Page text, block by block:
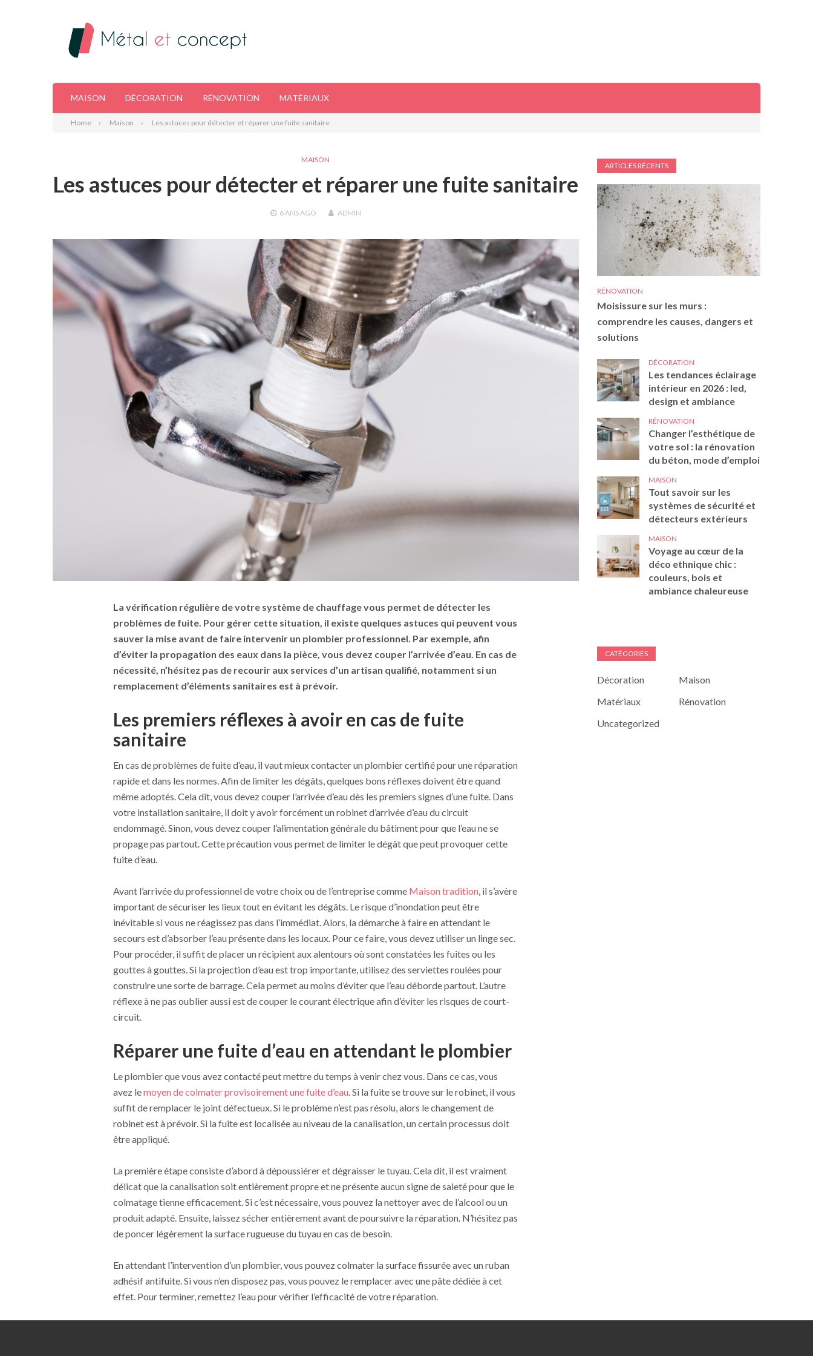
MAISON DÉCORATION RÉNOVATION MATÉRIAUX
Home Maison Les astuces pour détecter et réparer une fuite sanitaire
MAISON
Les astuces pour détecter et réparer une fuite sanitaire
6 ANSAGO ADMIN
La vérification régulière de votre système de chauffage vous permet de détecter les
problèmes de fuite. Pour gérer cette situation, il existe quelques astuces qui peuvent vous
sauver la mise avant de faire intervenir un plombier professionnel. Par exemple, afin
d’éviter la propagation des eaux dans la pièce, vous devez couper l’arrivée d’eau. En cas de
nécessité, n’hésitez pas de recourir aux services d’un artisan qualifié, notamment si un
remplacement d’éléments sanitaires est à prévoir.
Les premiers réflexes à avoir en cas de fuite
sanitaire
En cas de problèmes de fuite d’eau, il vaut mieux contacter un plombier certifié pour une réparation
rapide et dans les normes. Afin de limiter les dégâts, quelques bons réflexes doivent être quand
même adoptés. Cela dit, vous devez couper l’arrivée d’eau dès les premiers signes d’une fuite. Dans
votre installation sanitaire, il doit y avoir forcément un robinet d’arrivée d’eau du circuit
endommagé. Sinon, vous devez couper l’alimentation générale du bâtiment pour que l’eau ne se
propage pas partout. Cette précaution vous permet de limiter le dégât que peut provoquer cette
fuite d’eau.
Avant l’arrivée du professionnel de votre choix ou de l’entreprise comme Maison tradition, il s’avère
important de sécuriser les lieux tout en évitant les dégâts. Le risque d’inondation peut être
inévitable si vous ne réagissez pas dans l’immédiat. Alors, la démarche à faire en attendant le
secours est d’absorber l’eau présente dans les locaux. Pour ce faire, vous devez utiliser un linge sec.
Pour procéder, il suffit de placer un récipient aux alentours où sont constatées les fuites ou les
gouttes à gouttes. Si la projection d’eau est trop importante, utilisez des serviettes roulées pour
construire une sorte de barrage. Cela permet au moins d’éviter que l’eau déborde partout. L’autre
réflexe à ne pas oublier aussi est de couper le courant électrique afin d’éviter les risques de court-
circuit.
Réparer une fuite d’eau en attendant le plombier
Le plombier que vous avez contacté peut mettre du temps à venir chez vous. Dans ce cas, vous
avez lemoyen de colmater provisoirement une fuite d’eau. Si la fuite se trouve sur le robinet, il vous
suffit de remplacer le joint défectueux. Si le problème n’est pas résolu, alors le changement de
robinet est à prévoir. Si la fuite est localisée au niveau de la canalisation, un certain processus doit
être appliqué.
La première étape consiste d’abord à dépoussiérer et dégraisser le tuyau. Cela dit, il est vraiment
délicat que la canalisation soit entièrement propre et ne présente aucun signe de saleté pour que le
colmatage tienne efficacement. Si c’est nécessaire, vous pouvez la nettoyer avec de l’alcool ou un
produit adapté. Ensuite, laissez sécher entièrement avant de poursuivre la réparation. N’hésitez pas
de poncer légèrement la surface rugueuse du tuyau en cas de besoin.
En attendant l’intervention d’un plombier, vous pouvez colmater la surface fissurée avec un ruban
adhésif antifuite. Si vous n’en disposez pas, vous pouvez le remplacer avec une pâte dédiée à cet
effet. Pour terminer, remettez l’eau pour vérifier l’efficacité de votre réparation.
ARTICLES RÉCENTS
RÉNOVATION
Moisissure sur les murs :
comprendre les causes, dangers et
solutions
DÉCORATION
Les tendances éclairage
intérieur en 2026 : led,
design et ambiance
RÉNOVATION
Changer l’esthétique de
votre sol : la rénovation
du béton, mode d’emploi
MAISON
Tout savoir sur les
systèmes de sécurité et
détecteurs extérieurs
MAISON
Voyage au cœur de la
déco ethnique chic :
couleurs, bois et
ambiance chaleureuse
CATÉGORIES
Décoration
Maison
Matériaux
Rénovation
Uncategorized